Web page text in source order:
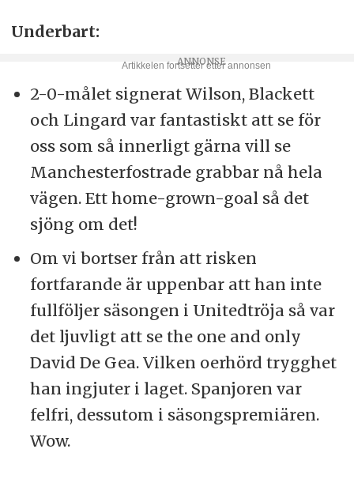
Underbart:
2-0-målet signerat Wilson, Blackett
och Lingard var fantastiskt att se för
oss som så innerligt gärna vill se
Manchesterfostrade grabbar nå hela
vägen. Ett home-grown-goal så det
sjöng om det!
Om vi bortser från att risken
fortfarande är uppenbar att han inte
fullföljer säsongen i Unitedtröja så var
det ljuvligt att se the one and only
David De Gea. Vilken oerhörd trygghet
han ingjuter i laget. Spanjoren var
felfri, dessutom i säsongspremiären.
Wow.